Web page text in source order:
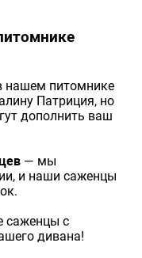
нашем питомнике
Патриция, но
дополнить ваш
— мы
и наши саженцы
саженцы с
дивана!